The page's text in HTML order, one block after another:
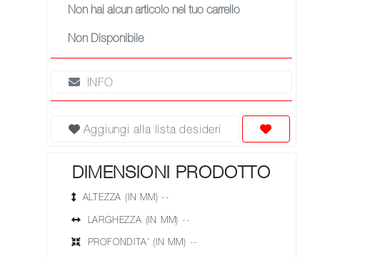
Non hai alcun articolo nel tuo carrello
Non Disponibile
INFO
Aggiungi alla lista desideri
DIMENSIONI PRODOTTO
ALTEZZA (IN MM) --
LARGHEZZA (IN MM) --
PROFONDITA' (IN MM) --